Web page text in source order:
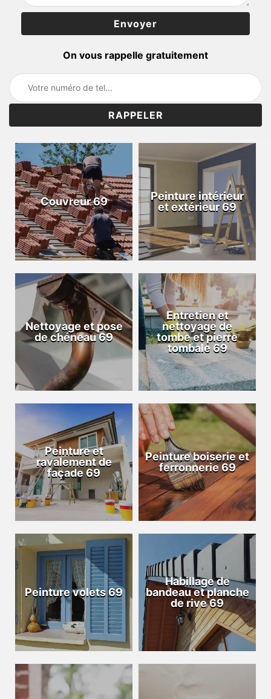
On vous rappelle gratuitement
Couvreur 69
Peinture intérieur
et extérieur 69
Nettoyage et pose
de chéneau 69
Entretien et
nettoyage de
tombe et pierre
tombale 69
Peinture et
ravalement de
façade 69
Peinture boiserie et
ferronnerie 69
Peinture volets 69
Habillage de
bandeau et planche
de rive 69